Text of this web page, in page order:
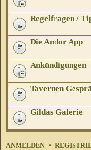
Regelfragen /
Die Andor App
Ankündigungen
Tavernen
Gildas Galerie
ANMELDEN •